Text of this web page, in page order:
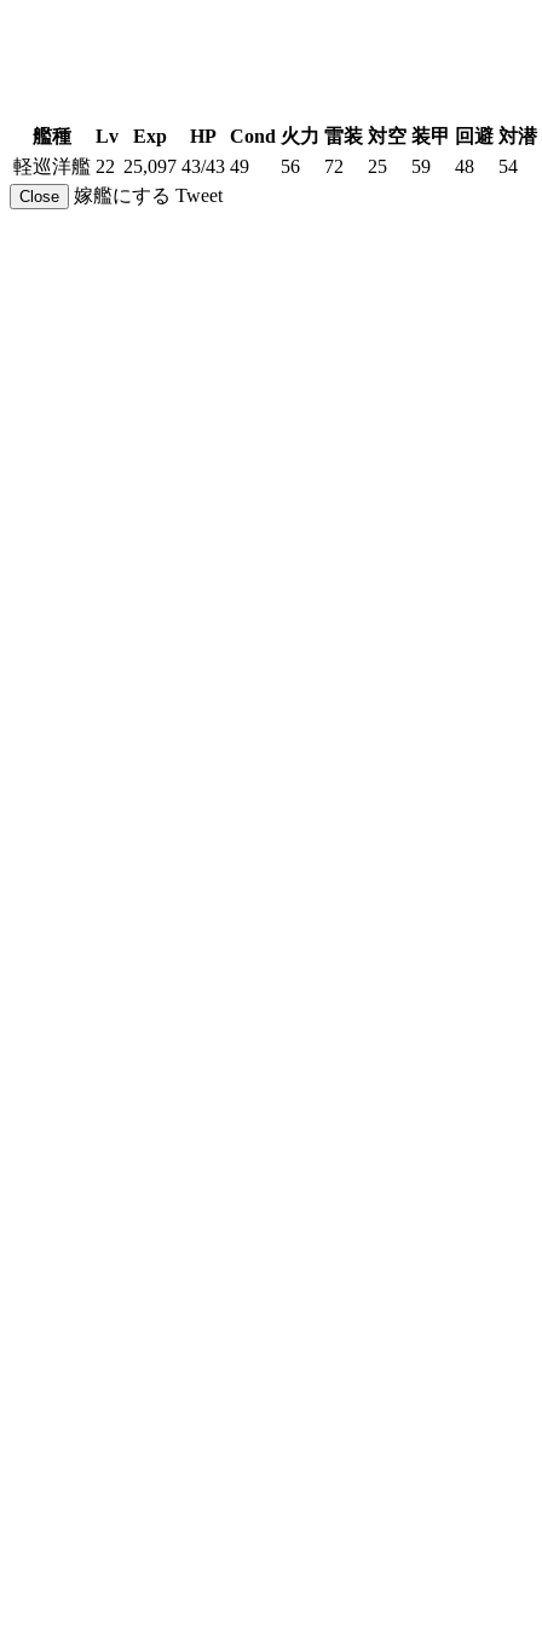
艦種 Lv Exp HP Cond 火力 雷装 対空 装甲 回避 対潜
軽巡洋艦 22 25,097 43/43 49 56 72 25 59 48 54
Close 嫁艦にする Tweet